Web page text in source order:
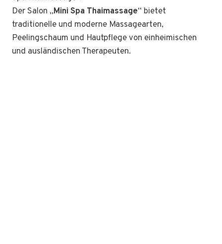
Der Salon „Mini Spa Thaimassage“ bietet
traditionelle und moderne Massagearten,
Peelingschaum und Hautpflege von einheimischen
und ausländischen Therapeuten.